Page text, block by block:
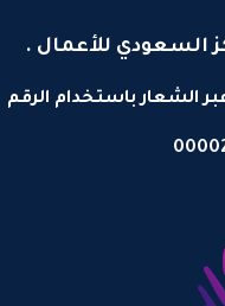
السعودي للأعمال .
الشعار باستخدام الرقم